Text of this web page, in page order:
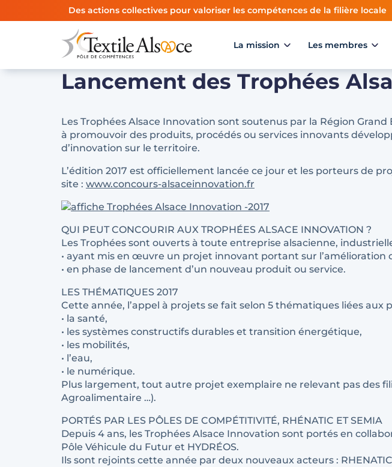
Des actions collectives pour valoriser les compétences de la filière locale
La mission Les membres
Lancement des Trophées
Les Trophées Alsace Innovation sont soutenus par la Région
à promouvoir des produits, procédés ou services innovants
d’innovation sur le territoire.
L’édition 2017 est officiellement lancée ce jour et les porteurs de
site : www.concours-alsaceinnovation.fr
QUI PEUT CONCOURIR AUX TROPHÉES ALSACE INNOVATION ?
Les Trophées sont ouverts à toute entreprise alsacienne,
• ayant mis en œuvre un projet innovant portant sur l’amélioration
• en phase de lancement d’un nouveau produit ou service.
LES THÉMATIQUES 2017
Cette année, l’appel à projets se fait selon 5 thématiques liées aux
• la santé,
• les systèmes constructifs durables et transition énergétique,
• les mobilités,
• l’eau,
• le numérique.
Plus largement, tout autre projet exemplaire ne relevant pas des
Agroalimentaire …).
PORTÉS PAR LES PÔLES DE COMPÉTITIVITÉ, RHÉNATIC ET SEMIA
Depuis 4 ans, les Trophées Alsace Innovation sont portés en
Pôle Véhicule du Futur et HYDRÉOS.
Ils sont rejoints cette année par deux nouveaux acteurs :
Panneau de gestion des cookies